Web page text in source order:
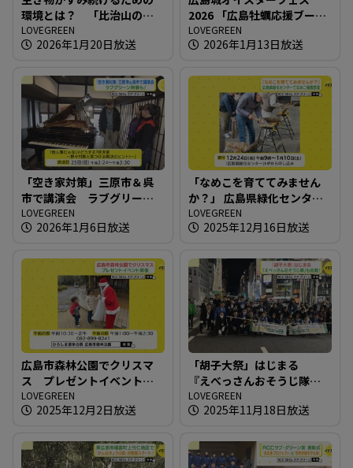
環境とは？ 「比治山の自
然たんけん！」開催
LOVEGREEN
2026年1月20日放送
2026 「広島牡蠣応援ブー
ス」が登場
LOVEGREEN
2026年1月13日放送
「空き家対策」三原市＆呉
市で講演会 ラブグリーン
特番も！
LOVEGREEN
2026年1月6日放送
「なめこを育ててみません
か？」 広島県緑化センター
でなめこ植菌教室
LOVEGREEN
2025年12月16日放送
広島市森林公園でクリスマ
ス プレゼントイベント開
催
LOVEGREEN
2025年12月2日放送
「胡子大祭」はじまる
『えべっさんおそうじ隊』
も出動！
LOVEGREEN
2025年11月18日放送